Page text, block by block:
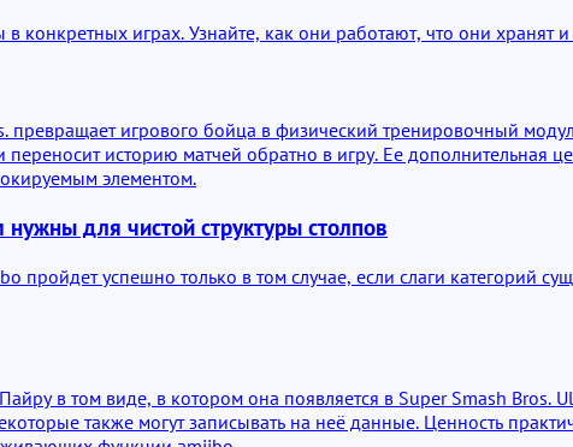
конкретных играх. Узнайте, как они работают, что они хранят
превращает игрового бойца в физический тренировочный
историю матчей обратно в игру. Ее дополнительная
элементом.
для чистой структуры столпов
успешно только в том случае, если слаги категорий
в том виде, в котором она появляется в Super Smash Bros.
также могут записывать на неё данные. Ценность